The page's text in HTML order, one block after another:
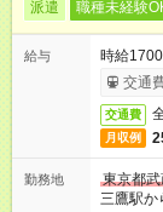
派遣 職種未経験
給与
時給
交通
交通費
月収例
勤務地
東京都
三鷹駅か